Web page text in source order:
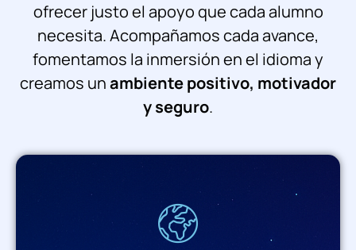
ofrecer justo el apoyo que cada alumno
necesita. Acompañamos cada avance,
fomentamos la inmersión en el idioma y
creamos unambiente positivo, motivador
y seguro.